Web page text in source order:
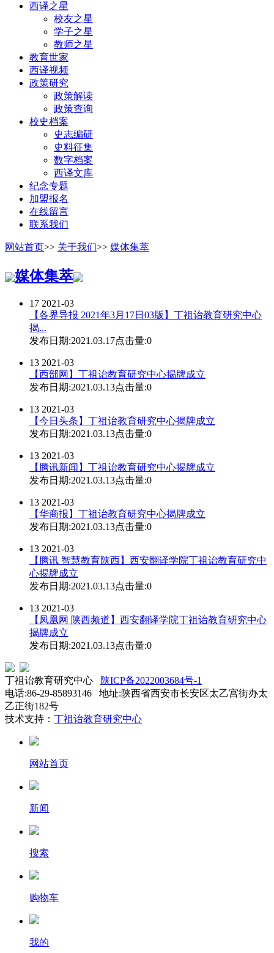
西译之星
校友之星
学子之星
教师之星
教育世家
西译视频
政策研究
政策解读
政策查询
校史档案
史志编研
史料征集
数字档案
西译文库
纪念专题
加盟报名
在线留言
联系我们
网站首页>> 关于我们>> 媒体集萃
媒体集萃
17 2021-03
【各界导报 2021年3月17日03版】丁祖诒教育研究中心
揭...
发布日期:2021.03.17点击量:0
13 2021-03
【西部网】丁祖诒教育研究中心揭牌成立
发布日期:2021.03.13点击量:0
13 2021-03
【今日头条】丁祖诒教育研究中心揭牌成立
发布日期:2021.03.13点击量:0
13 2021-03
【腾讯新闻】丁祖诒教育研究中心揭牌成立
发布日期:2021.03.13点击量:0
13 2021-03
【华商报】丁祖诒教育研究中心揭牌成立
发布日期:2021.03.13点击量:0
13 2021-03
【腾讯 智慧教育陕西】西安翻译学院丁祖诒教育研究中
心揭牌成立
发布日期:2021.03.13点击量:0
13 2021-03
【凤凰网 陕西频道】西安翻译学院丁祖诒教育研究中心
揭牌成立
发布日期:2021.03.13点击量:0
丁祖诒教育研究中心
陕ICP备2022003684号-1
电话:86-29-85893146 地址:陕西省西安市长安区太乙宫街办太
乙正街182号
技术支持： 丁祖诒教育研究中心
网站首页
新闻
搜索
购物车
我的